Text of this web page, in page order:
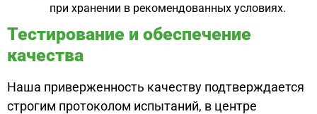
при хранении в рекомендованных условиях.
Тестирование и обеспечение
качества
Наша приверженность качеству подтверждается
строгим протоколом испытаний, в центре